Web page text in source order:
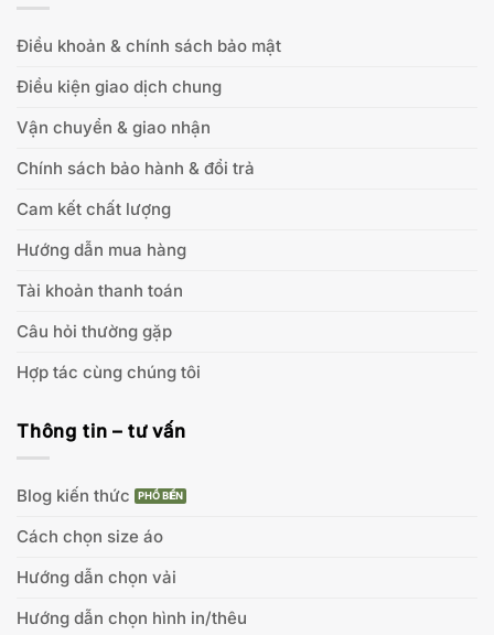
Điều khoản & chính sách bảo mật
Điều kiện giao dịch chung
Vận chuyển & giao nhận
Chính sách bảo hành & đổi trả
Cam kết chất lượng
Hướng dẫn mua hàng
Tài khoản thanh toán
Câu hỏi thường gặp
Hợp tác cùng chúng tôi
Thông tin – tư vấn
Blog kiến thức
Cách chọn size áo
Hướng dẫn chọn vải
Hướng dẫn chọn hình in/thêu